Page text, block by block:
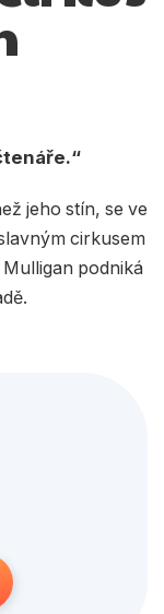
jeho stín, se ve
cirkusem
podniká